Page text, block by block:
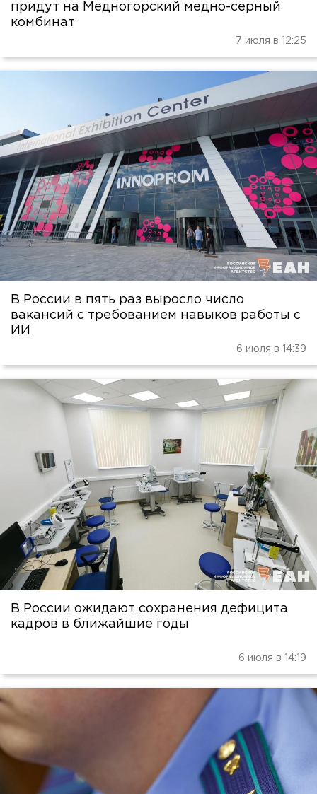
придут на Медногорский медно-серный
комбинат
7 июля в 12:25
В России в пять раз выросло число
вакансий с требованием навыков работы с
ИИ
6 июля в 14:39
В России ожидают сохранения дефицита
кадров в ближайшие годы
6 июля в 14:19